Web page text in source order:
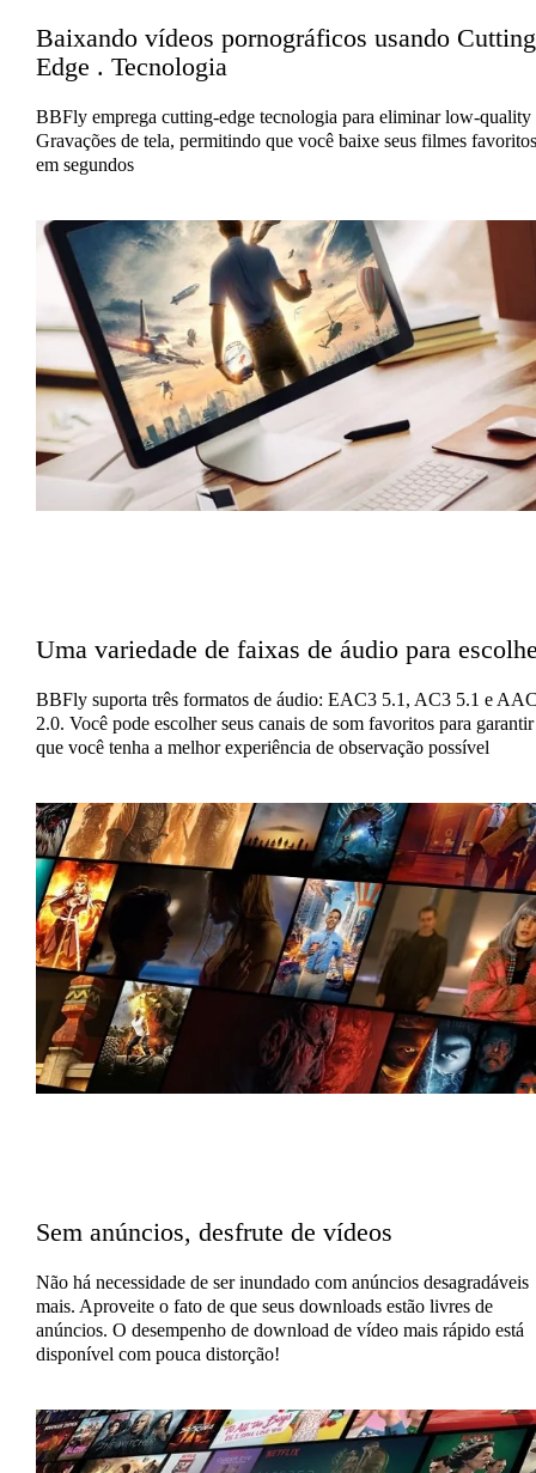
Baixando vídeos pornográficos usando
Edge . Tecnologia
BBFly emprega cutting-edge tecnologia para eliminar low-quality
Gravações de tela, permitindo que você baixe seus filmes favoritos
em segundos
Uma variedade de faixas de áudio para
BBFly suporta três formatos de áudio: EAC3 5.1, AC3 5.1 e
2.0. Você pode escolher seus canais de som favoritos para garantir
que você tenha a melhor experiência de observação possível
Sem anúncios, desfrute de vídeos
Não há necessidade de ser inundado com anúncios desagradáveis ​​
mais. Aproveite o fato de que seus downloads estão livres de
anúncios. O desempenho de download de vídeo mais rápido está
disponível com pouca distorção!